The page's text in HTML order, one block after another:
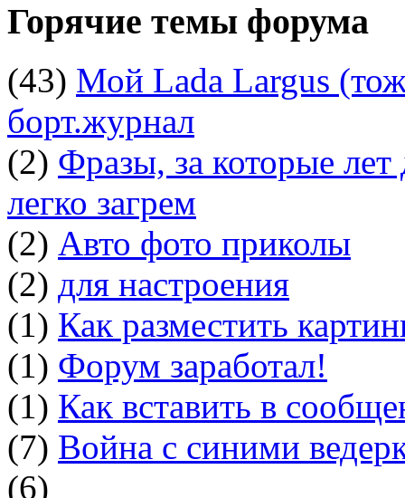
Горячие темы форума
(43) Мой Lada Largus
борт.журнал
(2) Фразы, за которые
легко загрем
(2) Авто фото приколы
(2) для настроения
(1) Как разместить
(1) Форум заработал!
(1) Как вставить в
(7) Война с синими
(6)